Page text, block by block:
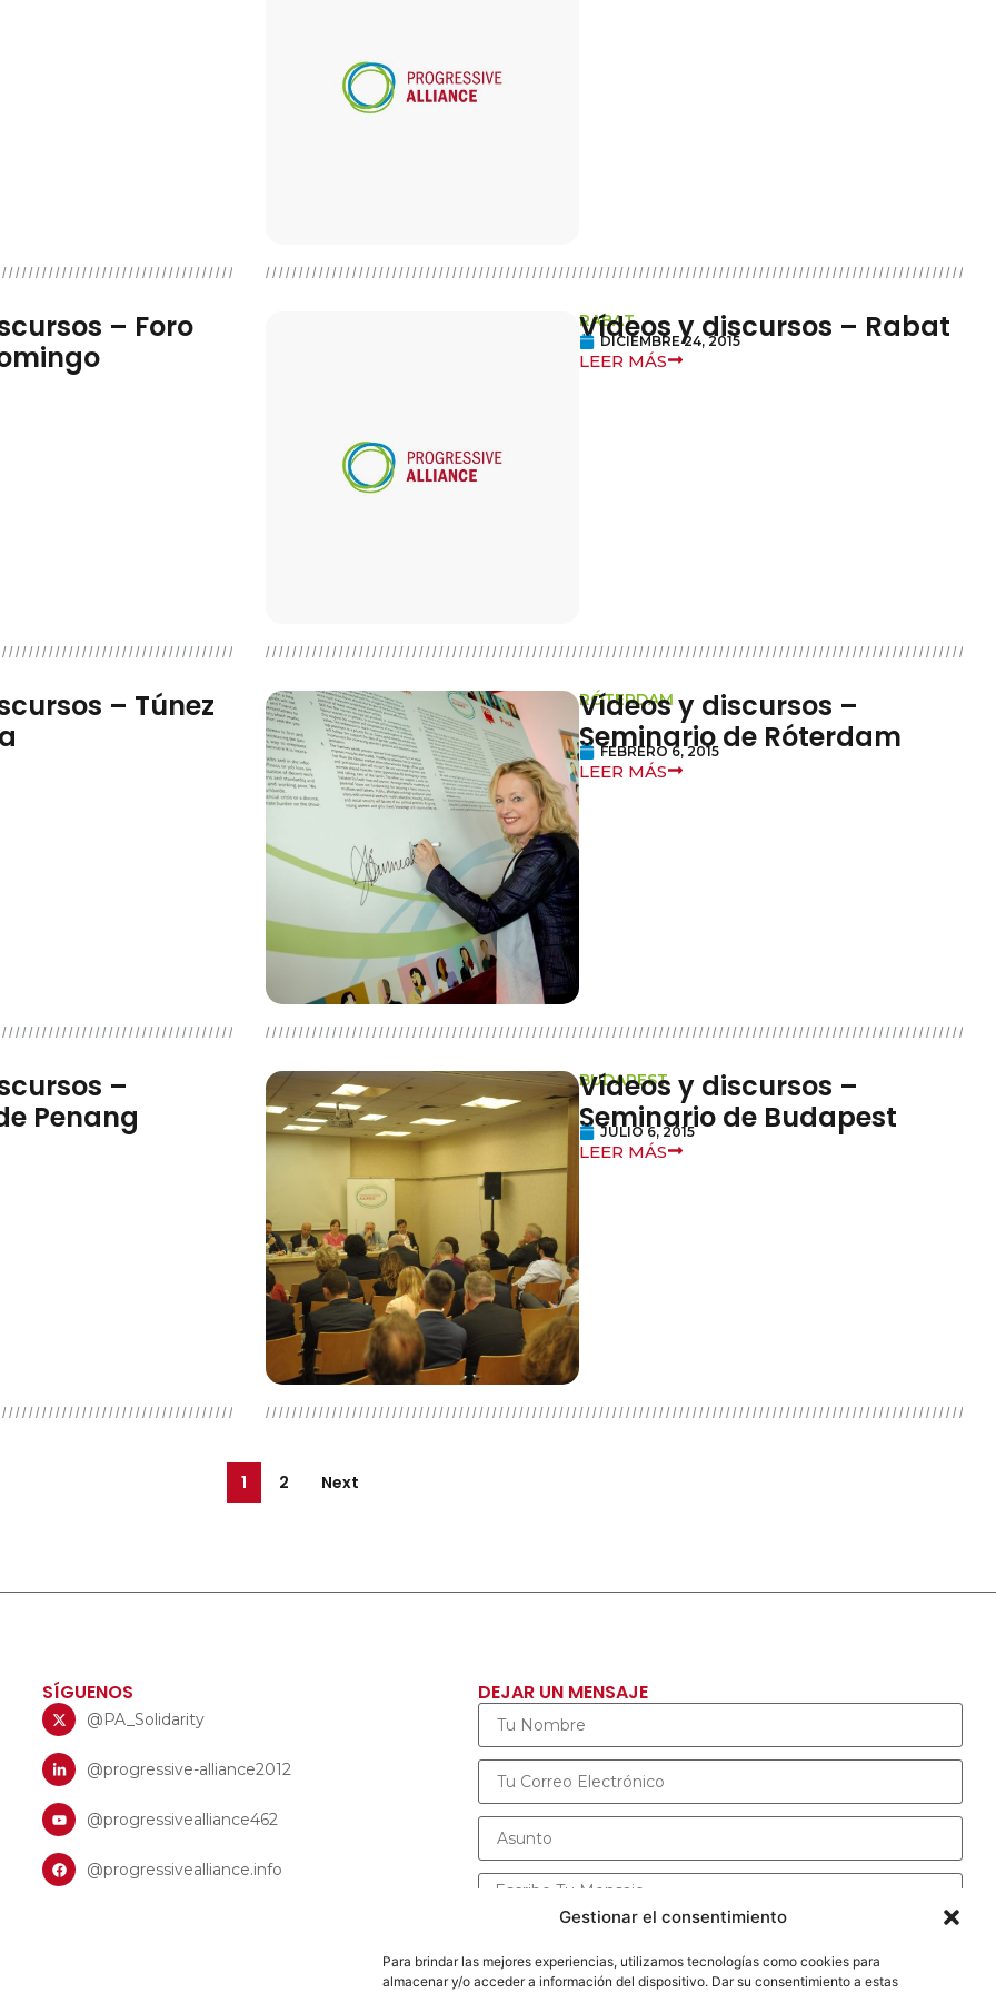
Gestionar el consentimiento
Para brindar las mejores experiencias, utilizamos tecnologías como cookies para
almacenar y/o acceder a información del dispositivo. Dar su consentimiento a estas
– Foro
RABAT
Vídeos y discursos – Rabat
DICIEMBRE 24, 2015
LEER MÁS
– Túnez
RÓTERDAM
Vídeos y discursos –
Seminario de Róterdam
FEBRERO 6, 2015
LEER MÁS
–
Penang
BUDAPEST
Vídeos y discursos –
Seminario de Budapest
JULIO 6, 2015
LEER MÁS
1 2 Next
SÍGUENOS
@PA_Solidarity
@progressive-alliance2012
@progressivealliance462
@progressivealliance.info
DEJAR UN MENSAJE
ENVIAR MENSAJE